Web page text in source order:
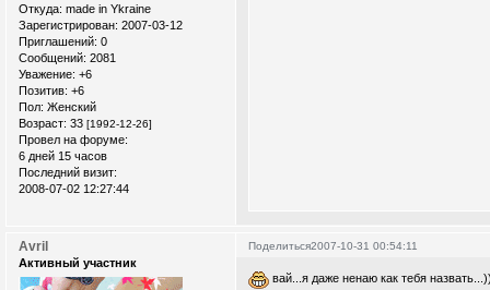
Откуда: made in Ykraine
Зарегистрирован: 2007-03-12
Приглашений: 0
Сообщений: 2081
Уважение: +6
Позитив: +6
Пол: Женский
Возраст: 33 [1992-12-26]
Провел на форуме:
6 дней 15 часов
Последний визит:
2008-07-02 12:27:44
Поделиться2007-10-31 00:54:11
Avril
Активный участник
вай...я даже ненаю как тебя